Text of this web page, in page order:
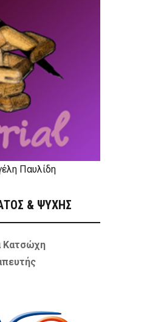
Παυλίδη
& ΨΥΧΗΣ
Κατσώχη